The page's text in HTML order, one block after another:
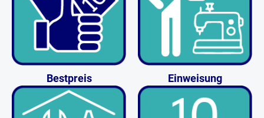
Bestpreis Einweisung